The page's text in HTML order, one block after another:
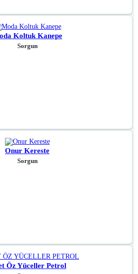
Koltuk Kanepe
Sorgun
Onur Kereste
Sorgun
Öz Yüceller Petrol